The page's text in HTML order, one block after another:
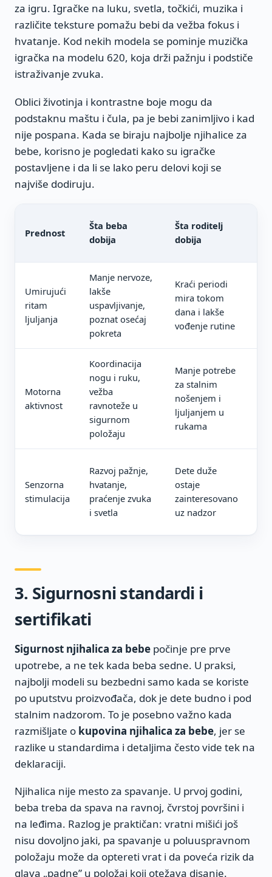
za igru. Igračke na luku, svetla, točkići, muzika i
različite teksture pomažu bebi da vežba fokus i
hvatanje. Kod nekih modela se pominje muzička
igračka na modelu 620, koja drži pažnju i podstiče
istraživanje zvuka.
Oblici životinja i kontrastne boje mogu da
podstaknu maštu i čula, pa je bebi zanimljivo i kad
nije pospana. Kada se biraju najbolje njihalice za
bebe, korisno je pogledati kako su igračke
postavljene i da li se lako peru delovi koji se
najviše dodiruju.
Prednost
Šta beba
dobija
Šta roditelj
dobija
Umirujući
ritam
ljuljanja
Manje nervoze,
lakše
uspavljivanje,
poznat osećaj
pokreta
Kraći periodi
mira tokom
dana i lakše
vođenje rutine
Motorna
aktivnost
Koordinacija
nogu i ruku,
vežba
ravnoteže u
sigurnom
položaju
Manje potrebe
za stalnim
nošenjem i
ljuljanjem u
rukama
Senzorna
stimulacija
Razvoj pažnje,
hvatanje,
praćenje zvuka
i svetla
Dete duže
ostaje
zainteresovano
uz nadzor
3. Sigurnosni standardi i
sertifikati
Sigurnost njihalica za bebe počinje pre prve
upotrebe, a ne tek kada beba sedne. U praksi,
najbolji modeli su bezbedni samo kada se koriste
po uputstvu proizvođača, dok je dete budno i pod
stalnim nadzorom. To je posebno važno kada
razmišljate o kupovina njihalica za bebe, jer se
razlike u standardima i detaljima često vide tek na
deklaraciji.
Njihalica nije mesto za spavanje. U prvoj godini,
beba treba da spava na ravnoj, čvrstoj površini i
na leđima. Razlog je praktičan: vratni mišići još
nisu dovoljno jaki, pa spavanje u poluuspravnom
položaju može da optereti vrat i da poveća rizik da
glava „padne” u položaj koji otežava disanje.